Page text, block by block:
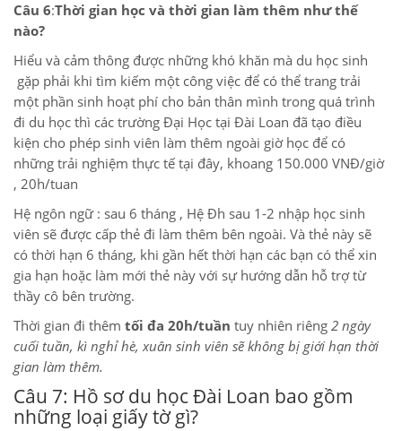
Câu 6:Thời gian học và thời gian làm thêm như thế
nào?
Hiểu và cảm thông được những khó khăn mà du học sinh
gặp phải khi tìm kiếm một công việc để có thể trang trải
một phần sinh hoạt phí cho bản thân mình trong quá trình
đi du học thì các trường Đại Học tại Đài Loan đã tạo điều
kiện cho phép sinh viên làm thêm ngoài giờ học để có
những trải nghiệm thực tế tại đây, khoang 150.000 VNĐ/giờ
, 20h/tuan
Hệ ngôn ngữ : sau 6 tháng , Hệ Đh sau 1-2 nhập học sinh
viên sẽ được cấp thẻ đi làm thêm bên ngoài. Và thẻ này sẽ
có thời hạn 6 tháng, khi gần hết thời hạn các bạn có thể xin
gia hạn hoặc làm mới thẻ này với sự hướng dẫn hỗ trợ từ
thầy cô bên trường.
Thời gian đi thêm tối đa 20h/tuần tuy nhiên riêng 2 ngày
cuối tuần, kì nghỉ hè, xuân sinh viên sẽ không bị giới hạn thời
gian làm thêm.
Câu 7: Hồ sơ du học Đài Loan bao gồm
những loại giấy tờ gì?